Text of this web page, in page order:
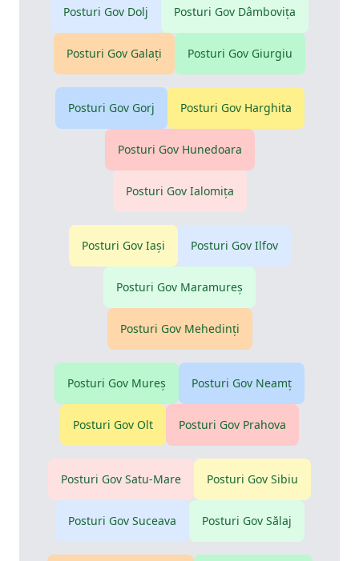
Posturi Gov Dolj Posturi Gov Dâmboviţa
Posturi Gov Galaţi Posturi Gov Giurgiu
Posturi Gov Gorj Posturi Gov Harghita
Posturi Gov Hunedoara
Posturi Gov Ialomiţa
Posturi Gov Iaşi Posturi Gov Ilfov
Posturi Gov Maramureş
Posturi Gov Mehedinţi
Posturi Gov Mureş Posturi Gov Neamţ
Posturi Gov Olt Posturi Gov Prahova
Posturi Gov Satu-Mare Posturi Gov Sibiu
Posturi Gov Suceava Posturi Gov Sălaj